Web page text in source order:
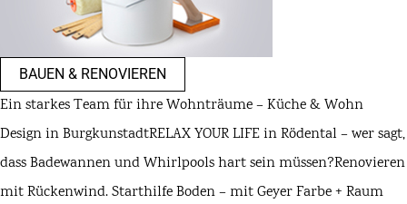
BAUEN & RENOVIEREN
Ein starkes Team für ihre Wohnträume – Küche & Wohn
Design in BurgkunstadtRELAX YOUR LIFE in Rödental – wer sagt,
dass Badewannen und Whirlpools hart sein müssen?Renovieren
mit Rückenwind. Starthilfe Boden – mit Geyer Farbe + Raum